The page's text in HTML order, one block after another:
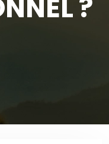
?